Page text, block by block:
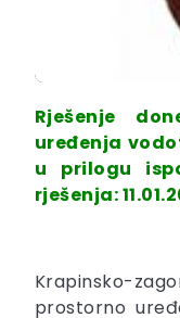
Rješenje
uređenja
u prilogu
rješenja:
Krapinsko-
prostorno